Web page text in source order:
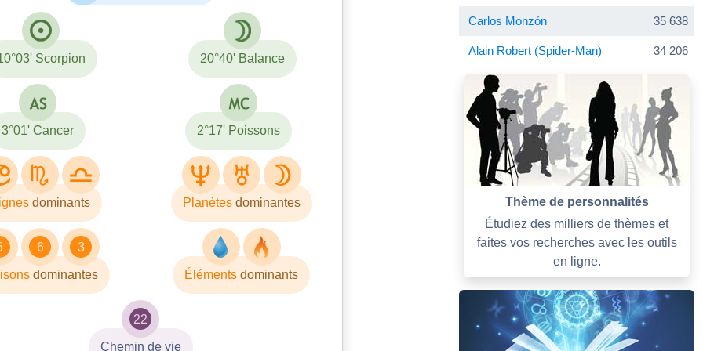
Scorpion 20°40' Balance
3°01' Cancer 2°17' Poissons
dominants Planètes dominantes
6 3
dominantes Élémentsdominants
22
Chemin de vie
Carlos Monzón 35 638
Alain Robert (Spider-Man) 34 206
Thème de personnalités
Étudiez des milliers de thèmes et
faites vos recherches avec les outils
en ligne.